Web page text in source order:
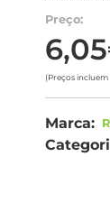
Preço:
(Preços incluem
Marca: